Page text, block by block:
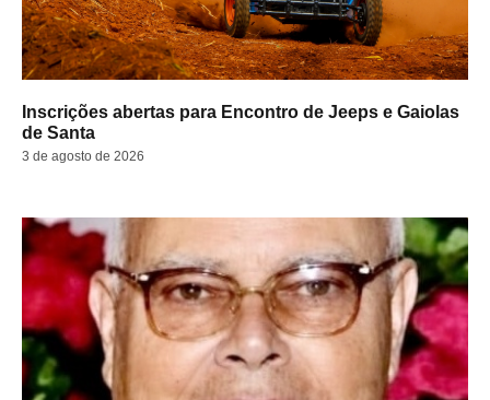
Inscrições abertas para Encontro de Jeeps e Gaiolas
de Santa
3 de agosto de 2026